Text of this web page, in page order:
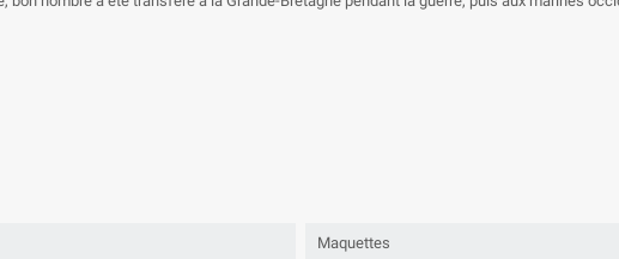
Maquettes